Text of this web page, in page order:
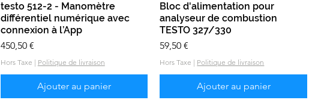
Aperçu rapide
testo 512-2 - Manomètre
différentiel numérique avec
connexion à l’App
Prix
450,50 €
Hors Taxe | Politique de livraison
Ajouter au panier
Aperçu rapide
Bloc d'alimentation pour
analyseur de combustion
TESTO 327/330
Prix
59,50 €
Hors Taxe | Politique de livraison
Ajouter au panier